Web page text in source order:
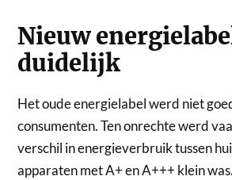
Nieuw
duidelijk
Het oude energielabel werd niet
consumenten. Ten onrechte werd
verschil in energieverbruik tussen
apparaten met A+ en A+++ klein